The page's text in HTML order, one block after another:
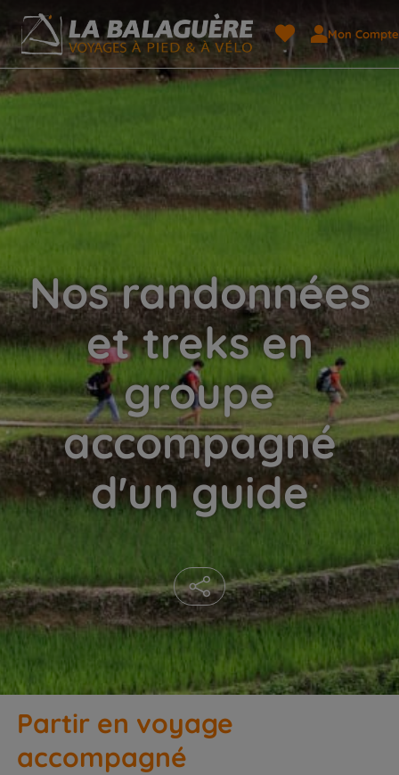
Mon Compte
Nos randonnées
et treks en
groupe
accompagné
d'un guide
Partir en voyage
accompagné